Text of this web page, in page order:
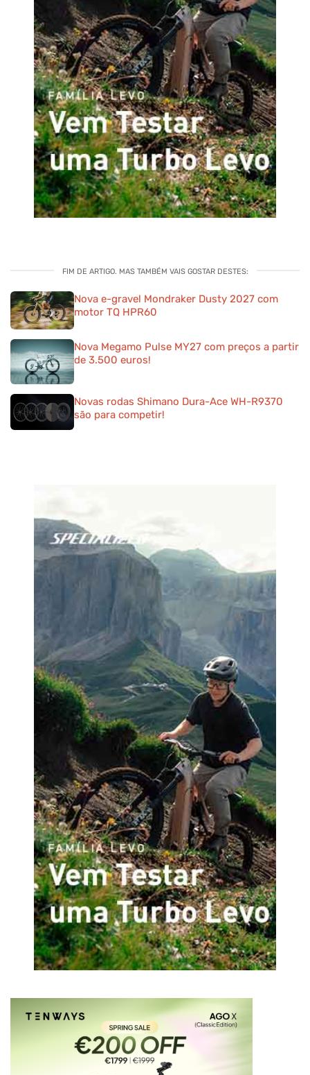
FIM DE ARTIGO. MAS TAMBÉM VAIS GOSTAR DESTES:
Nova e-gravel Mondraker Dusty 2027 com
motor TQ HPR60
Nova Megamo Pulse MY27 com preços a partir
de 3.500 euros!
Novas rodas Shimano Dura-Ace WH-R9370
são para competir!